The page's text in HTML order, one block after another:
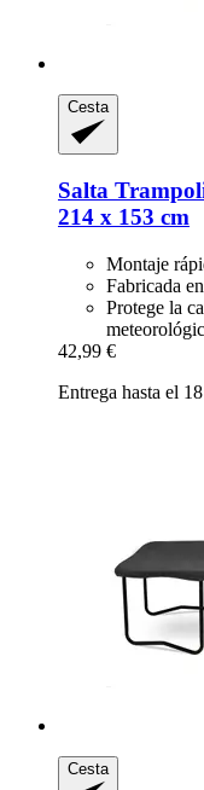
Cesta
Salta
214 x 153 cm
Montaje
Fabricada
Protege la
42,99 €
Entrega hasta el
Cesta